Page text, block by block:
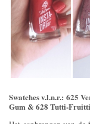
Swatches v.l.n.r.: 625
Gum & 628 Tutti-Fruitti